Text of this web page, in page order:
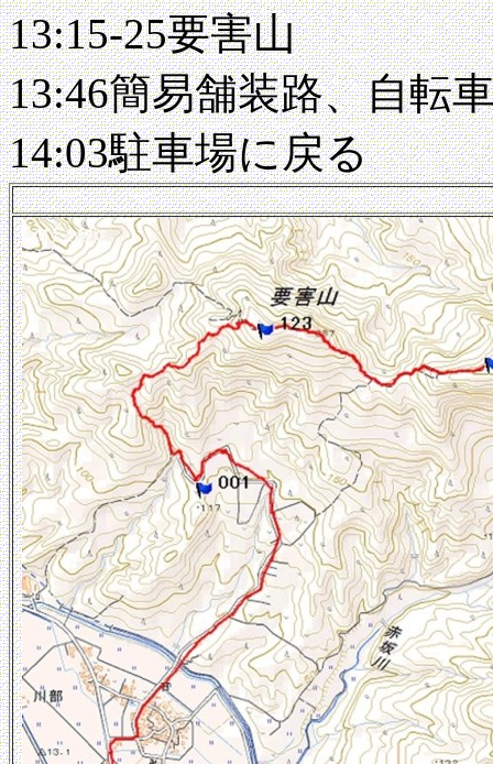
13:15-25要害山
13:46簡易舗装路、自転
14:03駐車場に戻る